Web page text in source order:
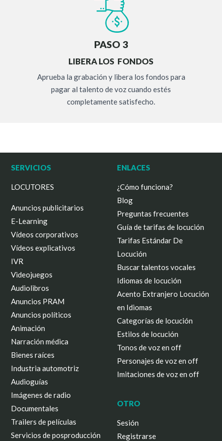
PASO 3
LIBERA LOS FONDOS
Aprueba la grabación y libera los fondos para
pagar al talento de voz cuando estés
completamente satisfecho.
SERVICIOS
LOCUTORES
Anuncios publicitarios
E-Learning
Vídeos corporativos
Vídeos explicativos
IVR
Videojuegos
Audiolibros
Anuncios PRAM
Anuncios políticos
Animación
Narración médica
Bienes raíces
Industria automotriz
Audioguías
Imágenes de radio
Documentales
Trailers de películas
Servicios de posproducción
ENLACES
¿Cómo funciona?
Blog
Preguntas frecuentes
Guía de tarifas de locución
Tarifas Estándar De
Locución
Buscar talentos vocales
Idiomas de locución
Acento Extranjero Locución
en Idiomas
Categorías de locución
Estilos de locución
Tonos de voz en off
Personajes de voz en off
Imitaciones de voz en off
OTRO
Sesión
Registrarse